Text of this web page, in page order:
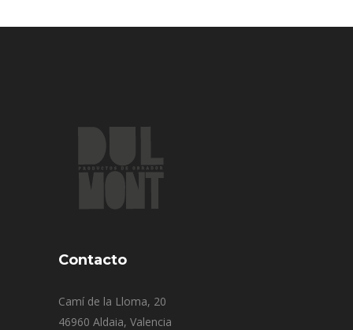
Contacto
Camí de la Lloma, 20
46960 Aldaia, Valencia